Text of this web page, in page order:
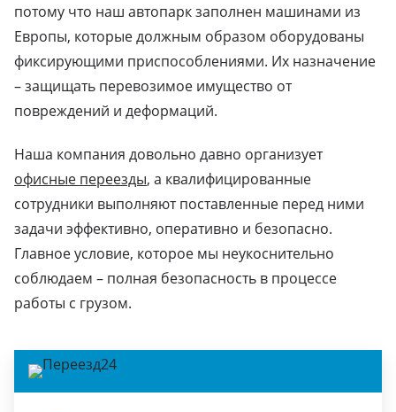
потому что наш автопарк заполнен машинами из
Европы, которые должным образом оборудованы
фиксирующими приспособлениями. Их назначение
– защищать перевозимое имущество от
повреждений и деформаций.
Наша компания довольно давно организует
офисные переезды, а квалифицированные
сотрудники выполняют поставленные перед ними
задачи эффективно, оперативно и безопасно.
Главное условие, которое мы неукоснительно
соблюдаем – полная безопасность в процессе
работы с грузом.